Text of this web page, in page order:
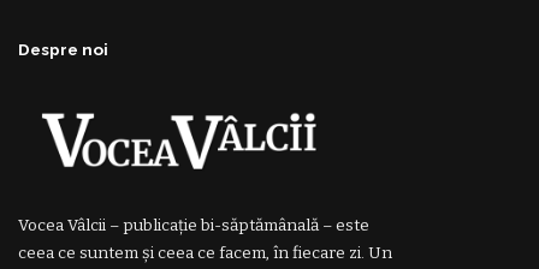
Despre noi
Vocea Vâlcii – publicație bi-săptămânală – este
ceea ce suntem și ceea ce facem, în fiecare zi. Un